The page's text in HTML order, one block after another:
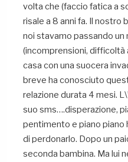
volta che (faccio fatica a
risale a 8 anni fa. Il nostro
noi stavamo passando un
(incomprensioni, difficoltà
casa con una suocera
breve ha conosciuto
relazione durata 4 mesi.
suo sms….disperazione,
pentimento e piano piano
di perdonarlo. Dopo un
seconda bambina. Ma lui